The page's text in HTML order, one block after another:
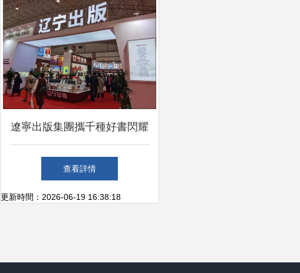
遼寧出版集團攜千種好書閃耀
北京圖書訂貨會，共繪文化藝
術新篇章
查看詳情
更新時間：2026-06-19 16:38:18